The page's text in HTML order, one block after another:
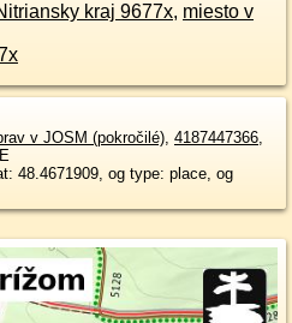
kraj 9677x, miesto v
v JOSM (pokročilé), 4187447366,
48.4671909, og type: place, og